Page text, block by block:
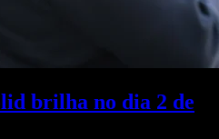
brilha no dia 2 de